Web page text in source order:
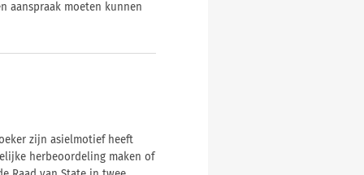
aanspraak moeten kunnen
zijn asielmotief heeft
herbeoordeling maken of